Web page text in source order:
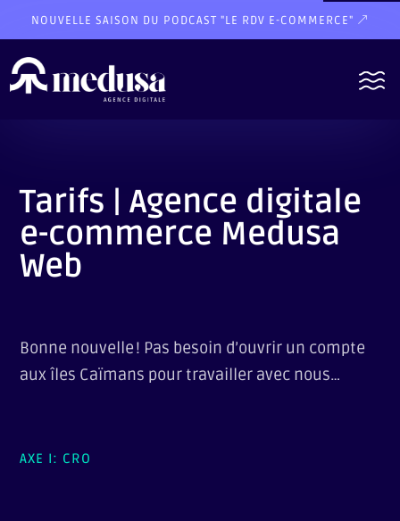
NOUVELLE SAISON DU PODCAST "LE RDV E-COMMERCE"
Tarifs | Agence digitale
e-commerce Medusa
Web
Bonne nouvelle ! Pas besoin d’ouvrir un compte
aux îles Caïmans pour travailler avec nous…
AXE I: CRO